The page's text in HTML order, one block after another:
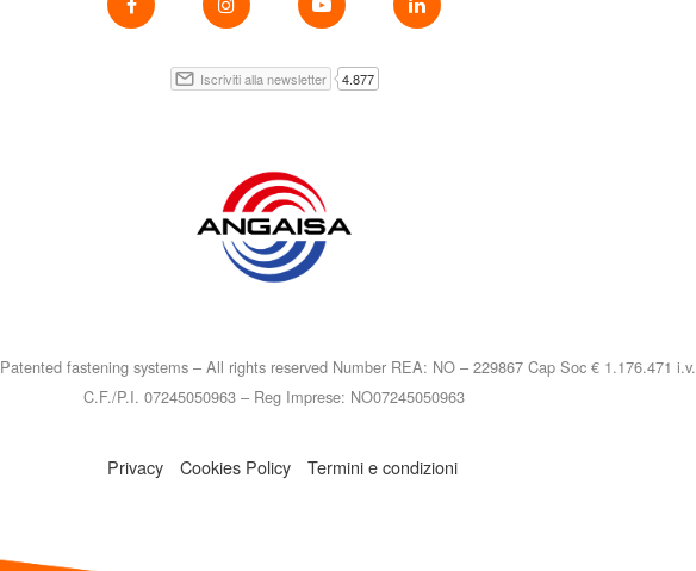
fastening systems – All rights reserved Number REA: NO – 229867 Cap Soc € 1.176.471 i.v.
C.F./P.I. 07245050963 – Reg Imprese: NO07245050963
Privacy Cookies Policy Termini e condizioni